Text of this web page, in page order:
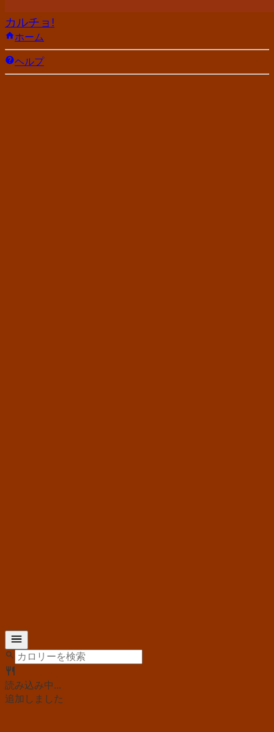
カルチョ!
ホーム
ヘルプ
読み込み中...
追加しました